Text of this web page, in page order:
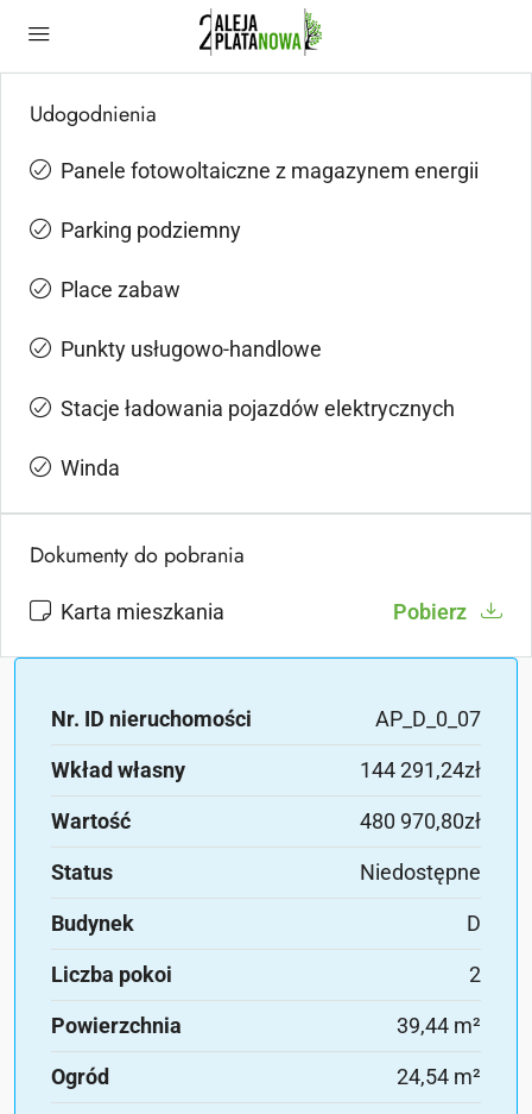
Udogodnienia
Panele fotowoltaiczne z magazynem energii
Parking podziemny
Place zabaw
Punkty usługowo-handlowe
Stacje ładowania pojazdów elektrycznych
Winda
Dokumenty do pobrania
Karta mieszkania Pobierz
Nr. ID nieruchomości AP_D_0_07
Wkład własny 144 291,24zł
Wartość 480 970,80zł
Status Niedostępne
Budynek D
Liczba pokoi 2
Powierzchnia 39,44 m²
Ogród 24,54 m²